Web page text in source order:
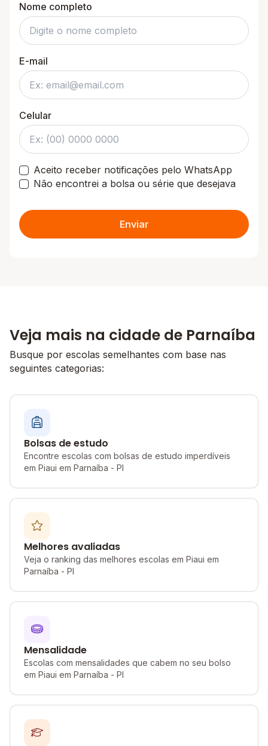
Nome completo
E-mail
Celular
Aceito receber notificações pelo WhatsApp
Não encontrei a bolsa ou série que desejava
Enviar
Veja mais na cidade de Parnaíba
Busque por escolas semelhantes com base nas
seguintes categorias:
Bolsas de estudo
Encontre escolas com bolsas de estudo imperdíveis
em Piaui em Parnaíba - PI
Melhores avaliadas
Veja o ranking das melhores escolas em Piaui em
Parnaíba - PI
Mensalidade
Escolas com mensalidades que cabem no seu bolso
em Piaui em Parnaíba - PI